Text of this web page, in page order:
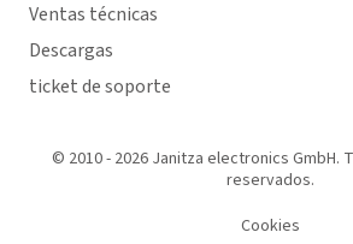
Ventas técnicas
Descargas
ticket de soporte
© 2010 - 2026 Janitza electronics GmbH.
reservados.
Cookies